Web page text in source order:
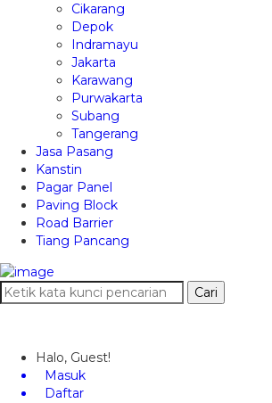
Cikarang
Depok
Indramayu
Jakarta
Karawang
Purwakarta
Subang
Tangerang
Jasa Pasang
Kanstin
Pagar Panel
Paving Block
Road Barrier
Tiang Pancang
Cari
Halo, Guest!
Masuk
Daftar